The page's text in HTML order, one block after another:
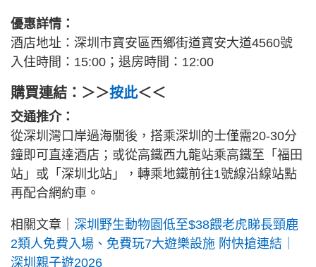
優惠詳情：
酒店地址：深圳市寶安區西鄉街道寶安大道4560號
入住時間：15:00；退房時間：12:00
購買連結：＞＞按此＜＜
交通推介：
從深圳灣口岸過海關後，搭乘深圳的士僅需20-30分
鐘即可直達酒店；或從高鐵西九龍站乘高鐵至「福田
站」或「深圳北站」，轉乘地鐵前往1號線沿線站點
再配合網約車。
相關文章｜ 深圳野生動物園低至$38餵老虎睇長頸鹿
2類人免費入場、免費玩7大遊樂設施 附快搶連結｜
深圳親子遊2026